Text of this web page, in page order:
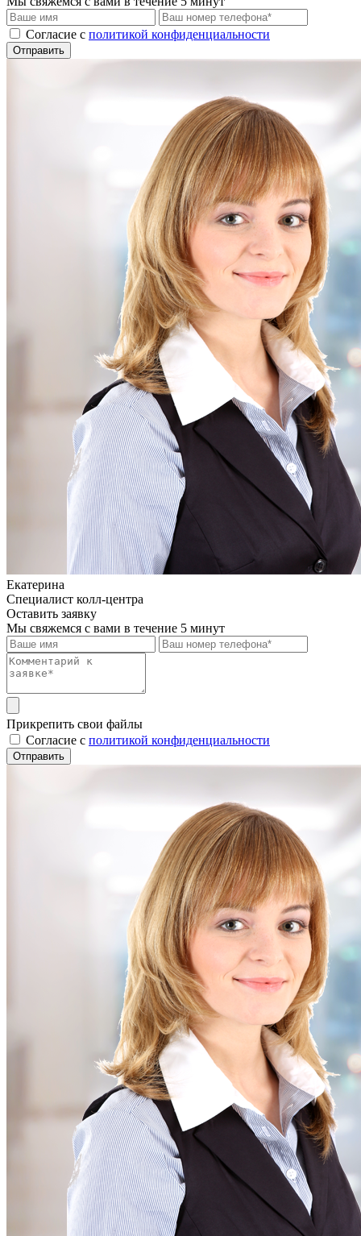
Cогласие с политикой конфиденциальности
Отправить
Екатерина
Специалист колл-центра
Оставить заявку
Мы свяжемся с вами в течение 5 минут
Прикрепить свои файлы
Cогласие с политикой конфиденциальности
Отправить